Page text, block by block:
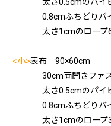
0.8cmふちどりバイ
太さ1cmのロープ
<小>表布 90×60cm
30cm両開きファス
太さ0.5cmのパイピ
0.8cmふちどりバイ
太さ1cmのロープ